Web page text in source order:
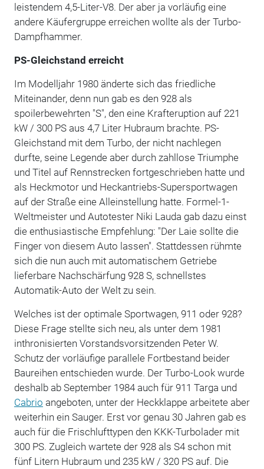
leistendem 4,5-Liter-V8. Der aber ja vorläufig eine
andere Käufergruppe erreichen wollte als der Turbo-
Dampfhammer.
PS-Gleichstand erreicht
Im Modelljahr 1980 änderte sich das friedliche
Miteinander, denn nun gab es den 928 als
spoilerbewehrten "S", den eine Krafteruption auf 221
kW / 300 PS aus 4,7 Liter Hubraum brachte. PS-
Gleichstand mit dem Turbo, der nicht nachlegen
durfte, seine Legende aber durch zahllose Triumphe
und Titel auf Rennstrecken fortgeschrieben hatte und
als Heckmotor und Heckantriebs-Supersportwagen
auf der Straße eine Alleinstellung hatte. Formel-1-
Weltmeister und Autotester Niki Lauda gab dazu einst
die enthusiastische Empfehlung: "Der Laie sollte die
Finger von diesem Auto lassen". Stattdessen rühmte
sich die nun auch mit automatischem Getriebe
lieferbare Nachschärfung 928 S, schnellstes
Automatik-Auto der Welt zu sein.
Welches ist der optimale Sportwagen, 911 oder 928?
Diese Frage stellte sich neu, als unter dem 1981
inthronisierten Vorstandsvorsitzenden Peter W.
Schutz der vorläufige parallele Fortbestand beider
Baureihen entschieden wurde. Der Turbo-Look wurde
deshalb ab September 1984 auch für 911 Targa und
Cabrio angeboten, unter der Heckklappe arbeitete aber
weiterhin ein Sauger. Erst vor genau 30 Jahren gab es
auch für die Frischlufttypen den KKK-Turbolader mit
300 PS. Zugleich wartete der 928 als S4 schon mit
fünf Litern Hubraum und 235 kW / 320 PS auf. Die